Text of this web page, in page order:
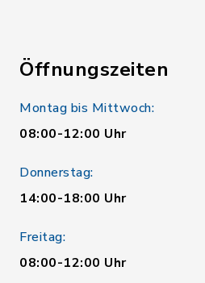
Öffnungszeiten
Montag bis Mittwoch:
08:00-12:00 Uhr
Donnerstag:
14:00-18:00 Uhr
Freitag:
08:00-12:00 Uhr